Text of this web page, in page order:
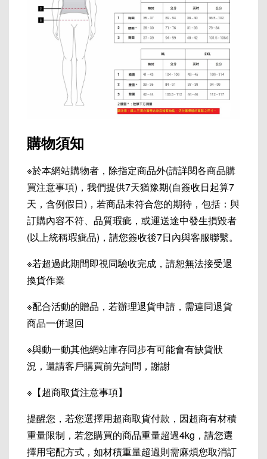
購物須知
※於本網站購物者，除指定商品外(請詳閱各商品購
買注意事項)，我們提供7天猶豫期(自簽收日起算7
天，含例假日)，若商品未符合您的期待，包括：與
訂購內容不符、品質瑕疵，或運送途中發生損毀者
(以上統稱瑕疵品)，請您簽收後7日內與客服聯繫。
※若超過此期間即視同驗收完成，請恕無法接受退
換貨作業
※配合活動的贈品，若辦理退貨申請，需連同退貨
商品一併退回
※與動一動其他網站庫存同步有可能會有缺貨狀
況，還請客戶購買前先詢問，謝謝
※【超商取貨注意事項】
提醒您，若您選擇用超商取貨付款，因超商有材積
重量限制，若您購買的商品重量超過4kg，請您選
擇用宅配方式，如材積重量超過則需麻煩您取消訂